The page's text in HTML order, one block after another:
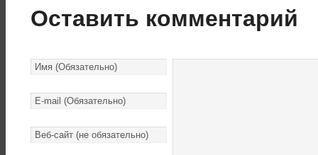
Оставить комментарий